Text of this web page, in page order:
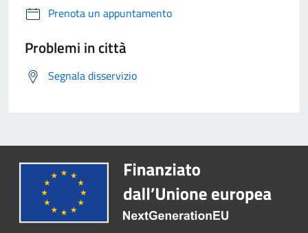
Prenota un appuntamento
Problemi in città
Segnala disservizio